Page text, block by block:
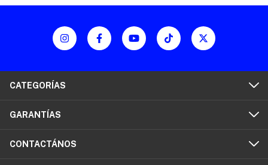
CATEGORÍAS
GARANTÍAS
CONTACTÁNOS